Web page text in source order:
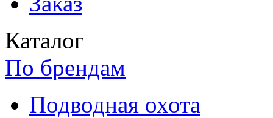
Каталог
По брендам
Подводная охота